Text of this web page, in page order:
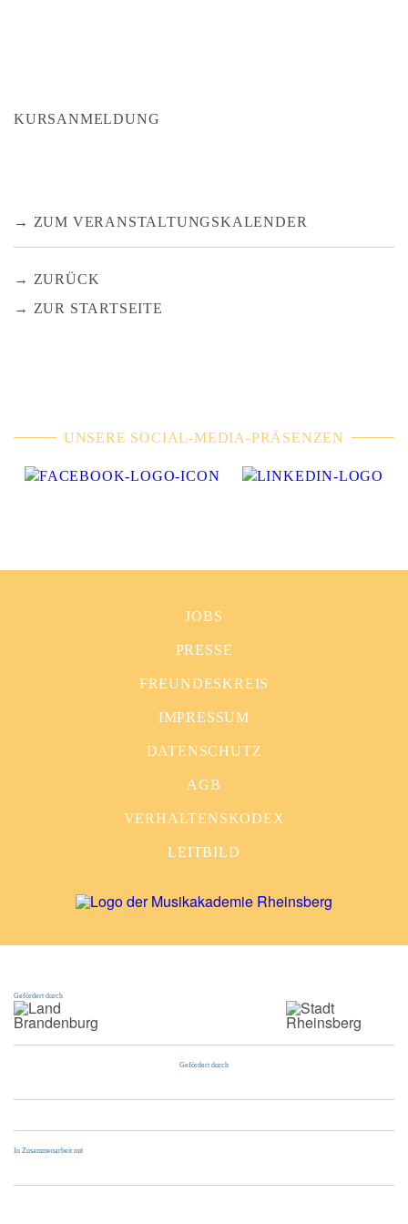
KURSANMELDUNG
ZUM VERANSTALTUNGSKALENDER
ZURÜCK
ZUR STARTSEITE
UNSERE SOCIAL-MEDIA-PRÄSENZEN
JOBS
PRESSE
FREUNDESKREIS
IMPRESSUM
DATENSCHUTZ
AGB
VERHALTENSKODEX
LEITBILD
Gefördert durch
Gefördert durch
In Zusammenarbeit mit